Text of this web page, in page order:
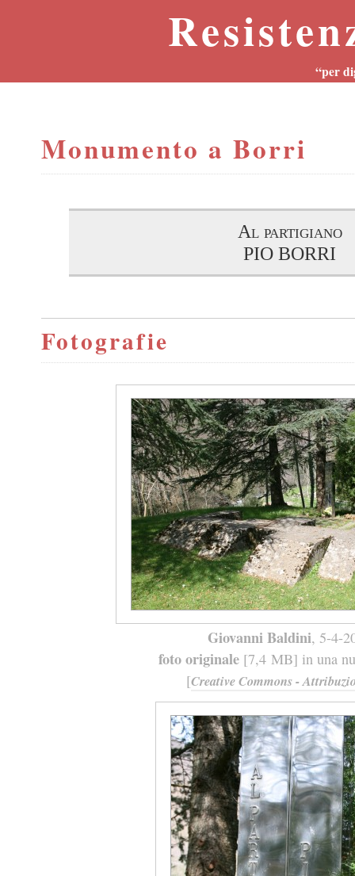
“per
Monumento a Borri
Al partigiano
PIO BORRI
Fotografie
Giovanni Baldini, 5-4-
foto originale[7,4 MB] in una
[Creative Commons -